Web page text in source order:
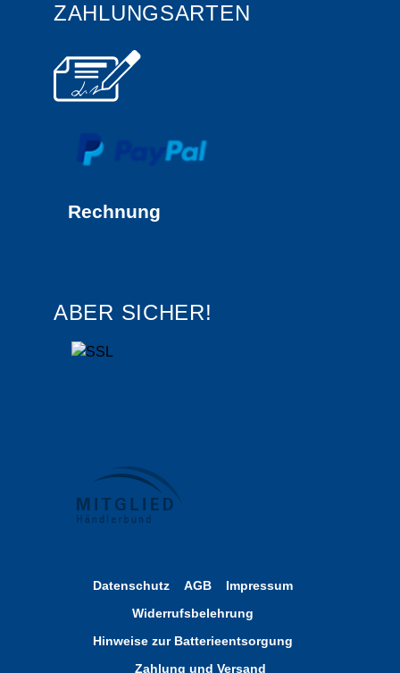
ZAHLUNGSARTEN
Rechnung
ABER SICHER!
Datenschutz AGB
Impressum
Widerrufsbelehrung
Hinweise zur Batterieentsorgung
Zahlung und Versand